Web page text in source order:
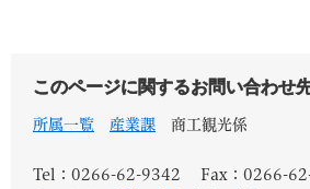
このページに関するお問い合わせ
所属一覧 産業課 商工観光係
Tel：0266-62-9342
Fax：0266-